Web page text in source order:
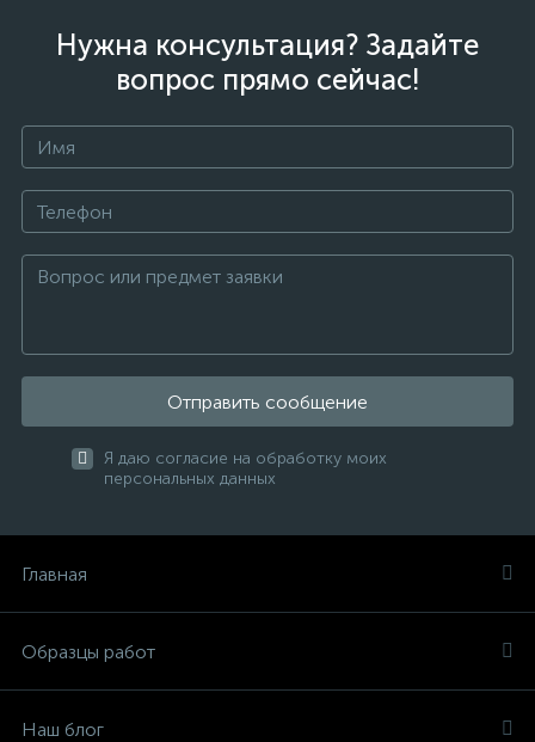
Нужна консультация? Задайте
вопрос прямо сейчас!
Отправить сообщение
Я даю согласие на обработку моих
персональных данных
Главная
Образцы работ
Наш блог